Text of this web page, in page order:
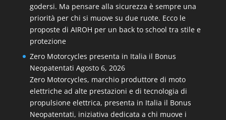
godersi. Ma pensare alla sicurezza è sempre una
priorità per chi si muove su due ruote. Ecco le
proposte di AIROH per un back to school tra stile e
protezione
Zero Motorcycles presenta in Italia il Bonus
Neopatentati Agosto 6, 2026
Zero Motorcycles, marchio produttore di moto
elettriche ad alte prestazioni e di tecnologia di
propulsione elettrica, presenta in Italia il Bonus
Neopatentati, iniziativa dedicata a chi muove i